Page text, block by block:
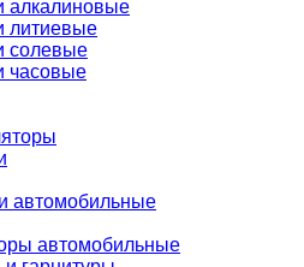
алкалиновые
литиевые
солевые
часовые
автомобильные
автомобильные